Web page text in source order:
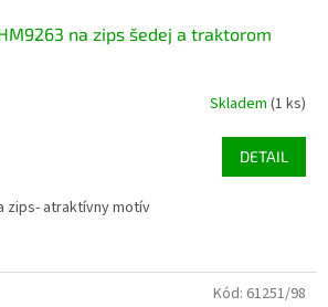
na zips šedej a traktorom
Skladem (1 ks)
DETAIL
zips- atraktívny motív
Kód: 61251/98